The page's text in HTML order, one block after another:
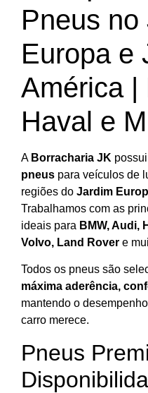
Pneus no
Europa e
América |
Haval e
A Borracharia JK
pneus para veículos de
regiões do Jardim
Trabalhamos com as
ideais para BMW, Audi,
Volvo, Land Rover e
Todos os pneus são
máxima aderência,
mantendo o
carro merece.
Pneus